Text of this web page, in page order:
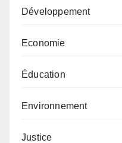
Développement
Economie
Éducation
Environnement
Justice